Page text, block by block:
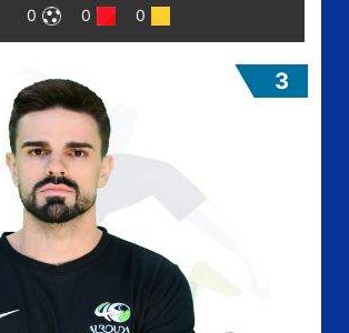
0
0
0
3